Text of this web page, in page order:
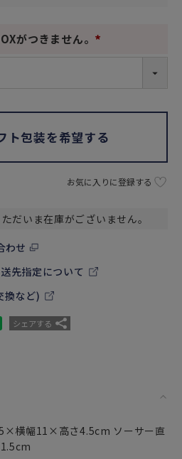
がつきません。
ト包装を希望する
お気に入りに登録する
だいま在庫がございません。
わせ
先指定について
換など)
シェアする
横幅11×高さ4.5cm ソーサー直